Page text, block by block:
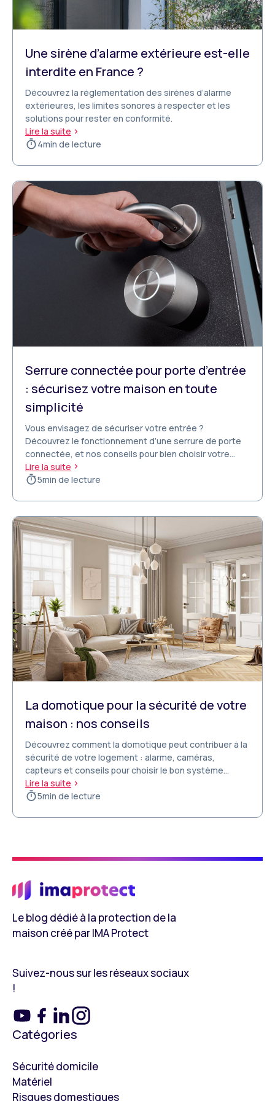
Une sirène d’alarme extérieure est-elle
interdite en France ?
Découvrez la réglementation des sirènes d’alarme
extérieures, les limites sonores à respecter et les
solutions pour rester en conformité.
Lire la suite
4min de lecture
Serrure connectée pour porte d’entrée
: sécurisez votre maison en toute
simplicité
Vous envisagez de sécuriser votre entrée ?
Découvrez le fonctionnement d’une serrure de porte
connectée, et nos conseils pour bien choisir votre
équipement.
Lire la suite
5min de lecture
La domotique pour la sécurité de votre
maison : nos conseils
Découvrez comment la domotique peut contribuer à la
sécurité de votre logement : alarme, caméras,
capteurs et conseils pour choisir le bon système
connecté
Lire la suite
5min de lecture
Le blog dédié à la protection de la
maison créé par IMA Protect
Suivez-nous sur les réseaux sociaux
!
Catégories
Sécurité domicile
Matériel
Risques domestiques